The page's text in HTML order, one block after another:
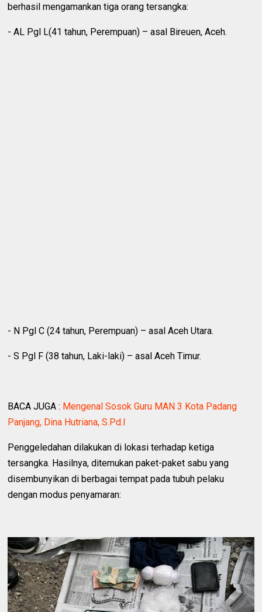
berhasil mengamankan tiga orang tersangka:
‎- AL Pgl L(41 tahun, Perempuan) – asal Bireuen, Aceh.
‎- N Pgl C (24 tahun, Perempuan) – asal Aceh Utara.
‎- S Pgl F (38 tahun, Laki-laki) – asal Aceh Timur.
BACA JUGA : Mengenal Sosok Guru MAN 3 Kota Padang
Panjang, Dina Hutriana, S.Pd.I
‎Penggeledahan dilakukan di lokasi terhadap ketiga
tersangka. Hasilnya, ditemukan paket-paket sabu yang
disembunyikan di berbagai tempat pada tubuh pelaku
dengan modus penyamaran: